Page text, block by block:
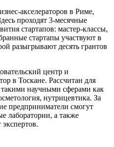
акселераторов в Риме,
проходят 3-месячные
стартапов: мастер-классы,
стартапы участвуют в
разыгрывают десять грантов
центр и
в Тоскане. Рассчитан для
такими научными сферами как
нутрицевтика. За
предприниматели смогут
лаборатории, а также